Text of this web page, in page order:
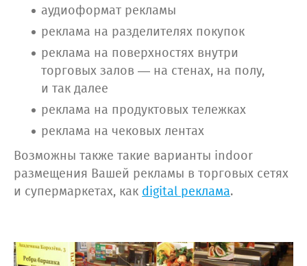
аудиоформат рекламы
реклама на разделителях покупок
реклама на поверхностях внутри
торговых залов — на стенах, на полу,
и так далее
реклама на продуктовых тележках
реклама на чековых лентах
Возможны также такие варианты indoor
размещения Вашей рекламы в торговых сетях
и супермаркетах, какdigital реклама.